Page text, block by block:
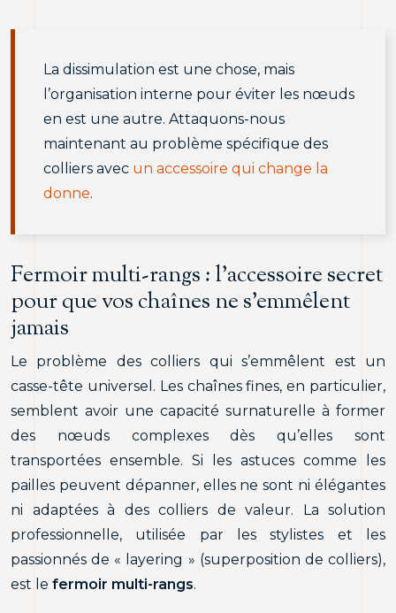
La dissimulation est une chose, mais
l’organisation interne pour éviter les nœuds
en est une autre. Attaquons-nous
maintenant au problème spécifique des
colliers avec un accessoire qui change la
donne.
Fermoir multi-rangs : l’accessoire secret
pour que vos chaînes ne s’emmêlent
jamais
Le problème des colliers qui s’emmêlent est un
casse-tête universel. Les chaînes fines, en particulier,
semblent avoir une capacité surnaturelle à former
des nœuds complexes dès qu’elles sont
transportées ensemble. Si les astuces comme les
pailles peuvent dépanner, elles ne sont ni élégantes
ni adaptées à des colliers de valeur. La solution
professionnelle, utilisée par les stylistes et les
passionnés de « layering » (superposition de colliers),
est le fermoir multi-rangs.